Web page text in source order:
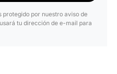
protegido por nuestro aviso de
tu dirección de e-mail para